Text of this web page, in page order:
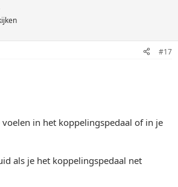
#17
in het koppelingspedaal of in je
als je het koppelingspedaal net